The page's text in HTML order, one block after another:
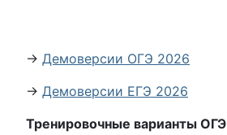
→ Демоверсии ОГЭ 2026
→ Демоверсии ЕГЭ 2026
Тренировочные варианты ОГЭ